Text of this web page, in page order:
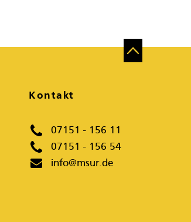
Kontakt
07151 - 156 11
07151 - 156 54
info@msur.de